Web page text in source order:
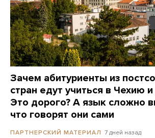
Зачем абитуриенты из
стран едут учиться в Чехию
Это дорого? А язык сложно
что говорят они сами
ПАРТНЕРСКИЙ МАТЕРИАЛ 7 дней назад